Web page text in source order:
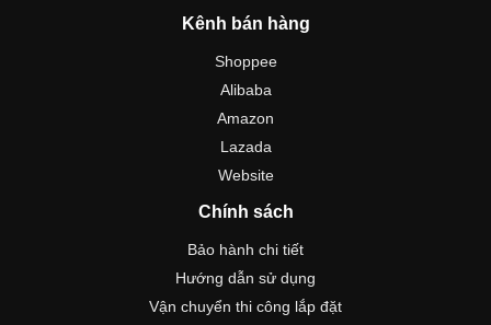
Kênh bán hàng
Shoppee
Alibaba
Amazon
Lazada
Website
Chính sách
Bảo hành chi tiết
Hướng dẫn sử dụng
Vận chuyển thi công lắp đặt